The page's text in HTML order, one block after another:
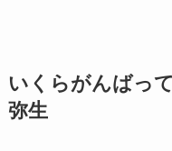
いくらがんばっ
弥生